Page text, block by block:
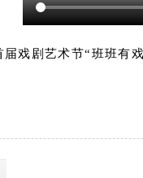
戏剧艺术节“班班有